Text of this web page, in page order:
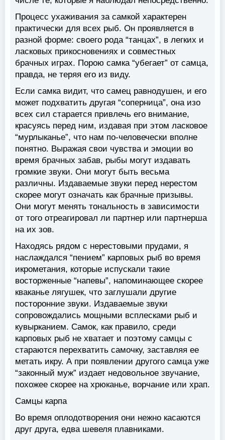
Процесс ухаживания за самкой характерен
практически для всех рыб. Он проявляется в
разной форме: своего рода “танцах”, в легких и
ласковых прикосновениях и совместных
брачных играх. Порою самка “убегает” от самца,
правда, не теряя его из виду.
Если самка видит, что самец равнодушен, и его
может подхватить другая “соперницa”, она изо
всех сил старается привлечь его внимание,
красуясь перед ним, издавая при этом ласковое
“мурлыканье”, что нам по-человечески вполне
понятно. Выражая свои чувства и эмоции во
время брачных забав, рыбы могут издавать
громкие звуки. Они могут быть весьма
различны. Издаваемые звуки перед нерестом
скорее могут означать как брачные призывы.
Они могут менять тональность в зависимости
от того отреагировал ли партнер или партнерша
на их зов.
Находясь рядом с нерестовыми прудами, я
наслаждался “пением” карповых рыб во время
икрометания, которые испускали такие
восторженные “напевы”, напоминающее скорее
кваканье лягушек, что заглушали другие
посторонние звуки. Издаваемые звуки
сопровождались мощными всплесками рыб и
кувырканием. Самок, как правило, среди
карповых рыб не хватает и поэтому самцы с
стараются перехватить самочку, заставляя ее
метать икру. А при появлении другого самца уже
“законный муж” издает недовольное звучание,
похожее скорее на хрюканье, ворчание или храп.
Самцы карпа
Во время оплодотворения они нежно касаются
друг друга, едва шевеля плавниками.